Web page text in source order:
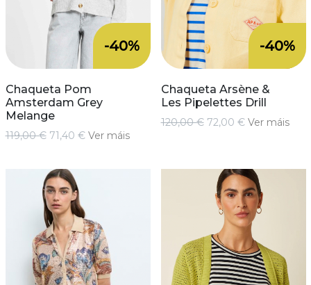
-40%
Chaqueta Pom
Amsterdam Grey
Melange
119,00 € 71,40 € Ver máis
-40%
Chaqueta Arsène &
Les Pipelettes Drill
120,00 € 72,00 € Ver máis